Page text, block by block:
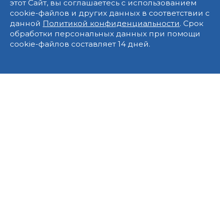
этот Сайт, вы соглашаетесь с использованием
cookie-файлов и других данных в соответствии с
данной Политикой конфиденциальности. Срок
обработки персональных данных при помощи
cookie-файлов составляет 14 дней.